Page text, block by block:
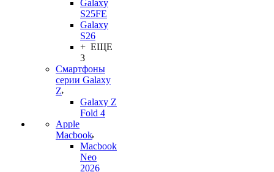
Galaxy
S25FE
Galaxy
S26
+ ЕЩЕ
3
Смартфоны
серии Galaxy
Z
Galaxy Z
Fold 4
Apple
Macbook
Macbook
Neo
2026